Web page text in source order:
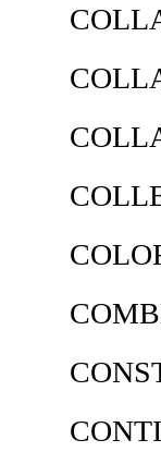
COLOR